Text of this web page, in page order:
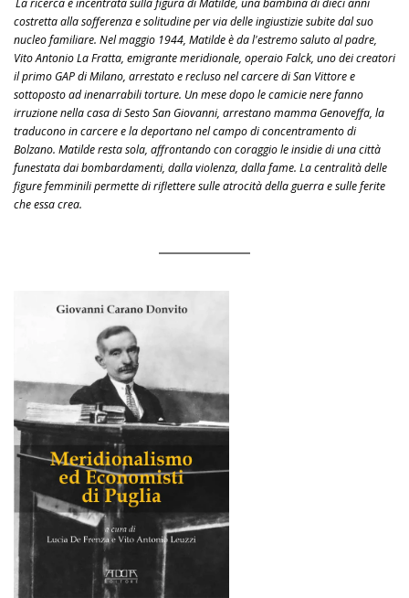
La ricerca è incentrata sulla figura di Matilde, una bambina di dieci anni
costretta alla sofferenza e solitudine per via delle ingiustizie subite dal suo
nucleo familiare. Nel maggio 1944, Matilde è da l'estremo saluto al padre,
Vito Antonio La Fratta, emigrante meridionale, operaio Falck, uno dei creatori
il primo GAP di Milano, arrestato e recluso nel carcere di San Vittore e
sottoposto ad inenarrabili torture. Un mese dopo le camicie nere fanno
irruzione nella casa di Sesto San Giovanni, arrestano mamma Genoveffa, la
traducono in carcere e la deportano nel campo di concentramento di
Bolzano. Matilde resta sola, affrontando con coraggio le insidie di una città
funestata dai bombardamenti, dalla violenza, dalla fame. La centralità delle
figure femminili permette di riflettere sulle atrocità della guerra e sulle ferite
che essa crea.